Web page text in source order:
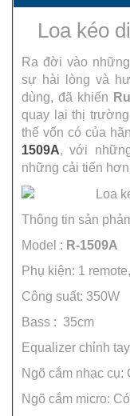
Loa kéo
Ra đời vào
sự hài lòng và
dùng, đã khiến
quay lại thị
thế vốn có của
1509A, với
những cải tiến
Thông tin sản
Model : R-1509A
Phụ kiện: 1
Công suất: 350W
Bass : 35cm
Equalizer chỉnh
Ngõ cắm nhạc cụ:
Ngõ cắm micro: